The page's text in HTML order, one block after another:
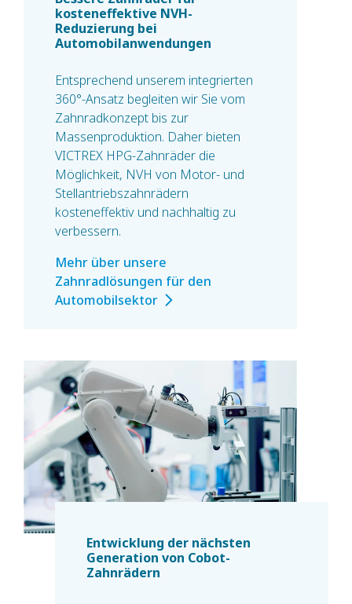
kosteneffektive NVH-
Reduzierung bei
Automobilanwendungen
Entsprechend unserem integrierten
360°-Ansatz begleiten wir Sie vom
Zahnradkonzept bis zur
Massenproduktion. Daher bieten
VICTREX HPG-Zahnräder die
Möglichkeit, NVH von Motor- und
Stellantriebszahnrädern
kosteneffektiv und nachhaltig zu
verbessern.
Mehr über unsere
Zahnradlösungen für den
Automobilsektor
Entwicklung der nächsten
Generation von Cobot-
Zahnrädern